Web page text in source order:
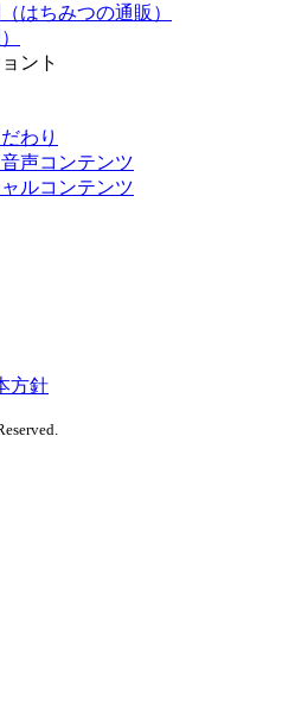
はちみつの通販）
ント
わり
声コンテンツ
ルコンテンツ
方針